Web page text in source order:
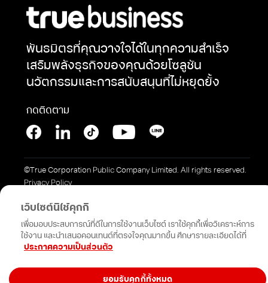
พันธมิตรที่คุณวางใจได้ในทุกความสำเร็จ
เสริมพลังธุรกิจของคุณด้วยโซลูชัน
นวัตกรรมและการสนับสนุนที่ไม่หยุดยั้ง
กดติดตาม
Communications
Productivity and
Collaboration
Cloud Services
Network & Operation
Security
Security Service
Open Network API
การโอนกรรมสิทธิ์
การแต่งตั้งทรูเป็นตัวแทน
หักและนำส่งภาษี ณ ที่จ่าย
การสมัครบัญชีบัตรเครดิต
การสมัครบัญชีธนาคาร
ซิมเสีย
คำถามที่พบบ่อย
©True Corporation Public Company Limited. All rights reserved.
Privacy Policy
เว็บไซต์นี้ใช้คุกกี้
เพื่อมอบประสบการณ์ที่ดีในการใช้งานเว็บไซต์ เราใช้คุกกี้เพื่อวิเคราะห์การ
ใช้งาน และนำเสนอคอนเทนต์ที่ตรงใจคุณมากขึ้น ศึกษารายละเอียดได้ที่
ประกาศความเป็นส่วนตัว
ยอมรับคุกกี้ทั้งหมด